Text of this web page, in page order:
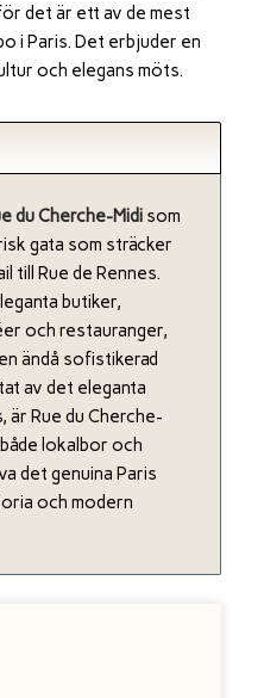
det är ett av de mest
i Paris. Det erbjuder en
och elegans möts.
du Cherche-Midisom
gata som sträcker
till Rue de Rennes.
butiker,
och restauranger,
ändå sofistikerad
av det eleganta
är Rue du Cherche-
lokalbor och
det genuina Paris
och modern